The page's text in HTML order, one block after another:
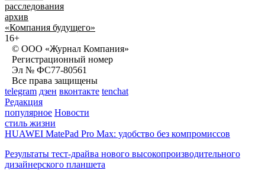
расследования
архив
«Компания будущего»
16+
© ООО «Журнал Компания»
Регистрационный номер
Эл № ФС77-80561
Все права защищены
telegram дзен вконтакте tenchat
Редакция
популярное Новости
стиль жизни
HUAWEI MatePad Pro Max: удобство без компромиссов
Результаты тест-драйва нового высокопроизводительного
дизайнерского планшета